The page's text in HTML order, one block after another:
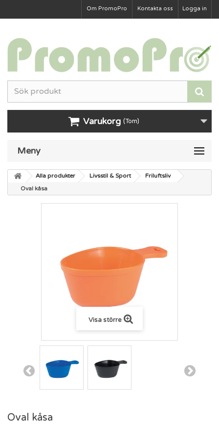
Logga in
Kontakta oss
Om PromoPro
Varukorg (Tom)
Meny
Alla produkter Livsstil & Sport
Friluftsliv
Oval kåsa
Visa större
Oval kåsa